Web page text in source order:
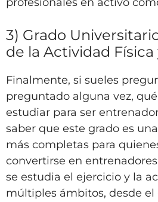
3) Grado
de la Actividad
Finalmente, si sueles
preguntado alguna vez,
estudiar para ser
saber que este grado es
más completas para
convertirse en
se estudia el ejercicio y la
múltiples ámbitos, desde